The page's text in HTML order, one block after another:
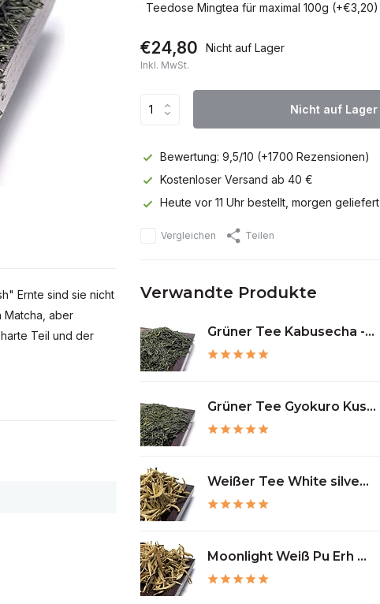
Ernte sind sie nicht
Matcha, aber
Teil und der
Teedose Mingtea für maximal 100g (+€3,20)
€24,80 Nicht auf Lager
Inkl. MwSt.
Nicht auf Lager
Bewertung: 9,5/10 (+1700 Rezensionen)
Kostenloser Versand ab 40 €
Heute vor 11 Uhr bestellt, morgen geliefert
Vergleichen Teilen
Verwandte Produkte
Grüner Tee Kabusecha -...
Grüner Tee Gyokuro Kus...
Weißer Tee White silve...
Moonlight Weiß Pu Erh ...